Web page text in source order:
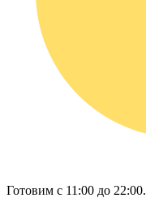
Готовим с 11:00 до 22:00.